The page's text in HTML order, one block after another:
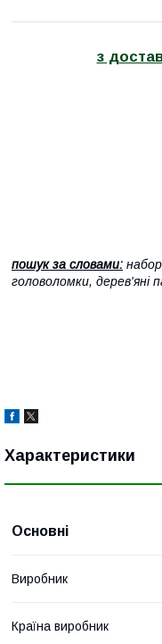
з
пошук за словами:
головоломки, дерев'яні
Характеристики
Основні
Виробник
Країна виробник